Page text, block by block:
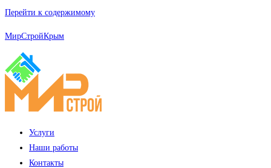
Перейти к содержимому
МирСтройКрым
Услуги
Наши работы
Контакты